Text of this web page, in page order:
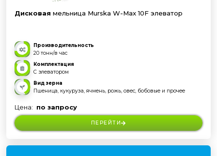
Дисковая мельница Murska W-Max 10F элеватор
Производительность
20 тонн/в час
Комплектация
С элеватором
Вид зерна
Пшеница, кукуруза, ячмень, рожь, овес, бобовые и прочее
Цена: по запросу
ПЕРЕЙТИ